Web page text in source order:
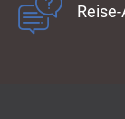
Reise-